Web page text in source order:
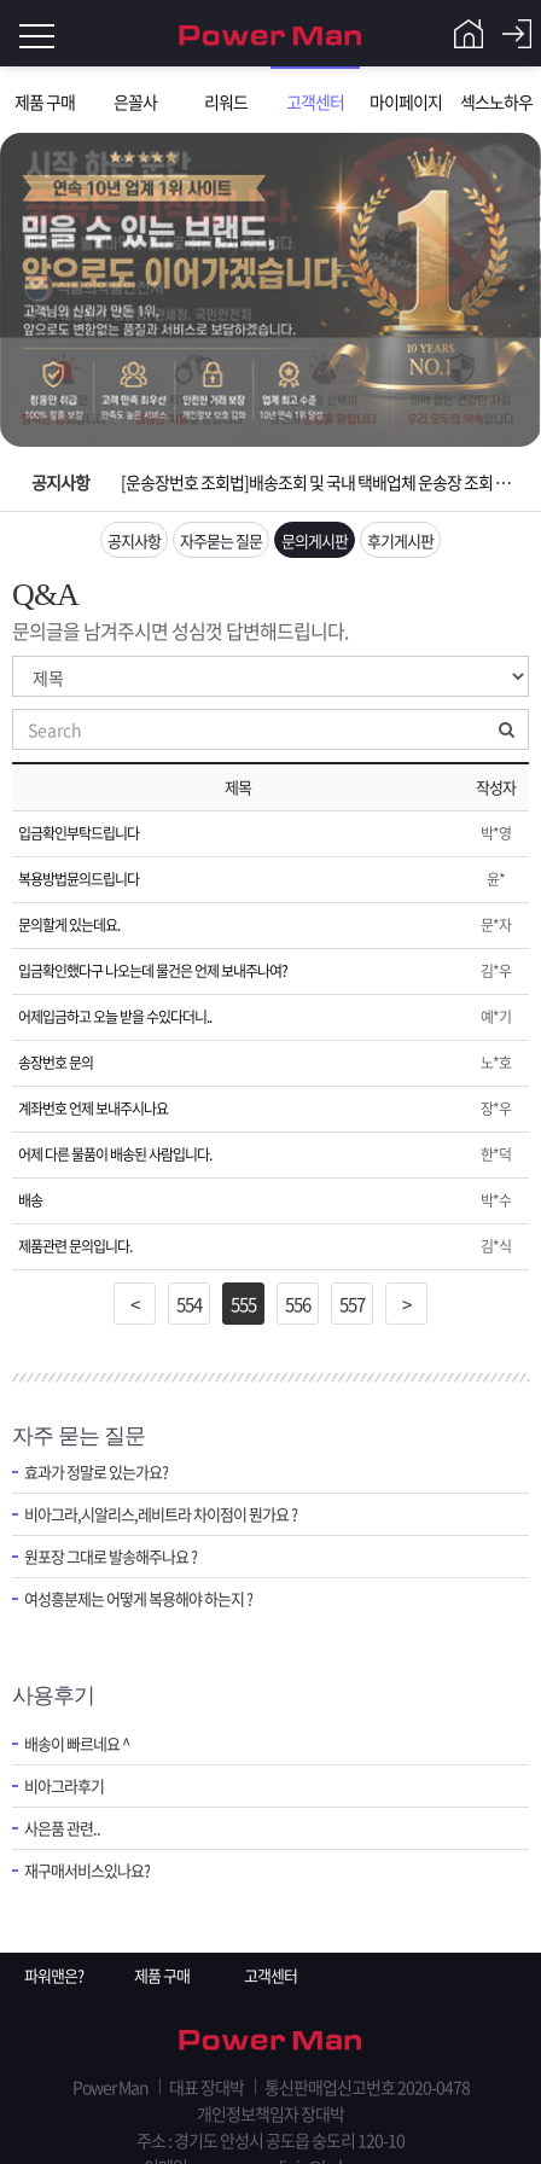
제품 구매 은꼴사 리워드 고객센터 마이페이지 섹스노하우
그
인
이
필
요
니
로
Q&A
파
워
맨
제
품
매
은
사
스
노
하
우
고
객
센
터
마
이
페
이
지
주
문
조
회
공지사항
입금확인이 안되는 상황을 대비해 꼭 입금후 고객센터 연락바랍니다.
[2026구정 연휴]설 연휴 배송 및 휴무 안내
[운송장번호 조회법]배송조회 및 국내 택배업체 운송장 조회 하는법
[ios앱 오픈]아이폰 고객 앱설치 가능합니다.
입금확인이 안되는 상황을 대비해 꼭 입금후 고객센터 연락바랍니다.
[2026구정 연휴]설 연휴 배송 및 휴무 안내
공지사항 자주묻는 질문 문의게시판 후기게시판
Q&A
문의글을 남겨주시면 성심껏 답변해드립니다.
제목 작성자
입금확인부탁드립니다 박*영
복용방법뮨의드립니다 윤*
문의할게 있는데요. 문*자
입금확인했다구 나오는데 물건은 언제 보내주나여? 김*우
어제입금하고 오늘 받을 수있다더니.. 예*기
송장번호 문의 노*호
계좌번호 언제 보내주시나요 장*우
어제 다른 물품이 배송된 사람입니다. 한*덕
배송 박*수
제품관련 문의입니다. 김*식
< 554 555 556 557 >
자주 묻는 질문
효과가 정말로 있는가요?
비아그라,시알리스,레비트라 차이점이 뭔가요 ?
원포장 그대로 발송해주나요 ?
여성흥분제는 어떻게 복용해야 하는지 ?
사용후기
배송이 빠르네요 ^
비아그라후기
사은품 관련..
재구매서비스있나요?
파워맨은? 제품 구매 고객센터
Power Man 대표 장대박
통신판매업신고번호 2020-0478
개인정보책임자 장대박
주소 : 경기도 안성시 공도읍 숭도리 120-10